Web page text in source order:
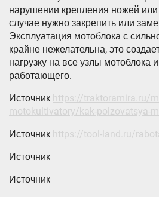
нарушении крепления ножей
случае нужно закрепить или
Эксплуатация мотоблока с
крайне нежелательна, это
нагрузку на все узлы мотоблока
работающего.
Источник https://traktoramira.ru/
motokultivatory/kak-polzovatsya-
Источник https://tool-land.ru/
Источник
Источник